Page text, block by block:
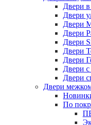
Двери
Двери
Двери
Двери
Двери
Двери
Двери
Двери
Двери
Двери
По